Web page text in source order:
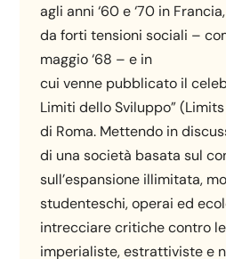
agli anni ‘60 e ‘70 in
da forti tensioni sociali –
maggio ‘68 – e in
cui venne pubblicato il
Limiti dello Sviluppo”
di Roma. Mettendo in
di una società basata sul
sull’espansione illimitata,
studenteschi, operai ed
intrecciare critiche contro
imperialiste, estrattiviste e